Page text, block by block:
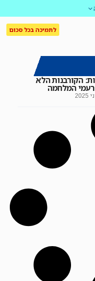
לתמיכה בכל סכום
הקורבנות הלא
המלחמה